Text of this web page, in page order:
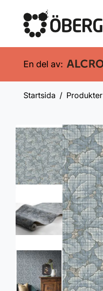
En del av:
Startsida Produkter